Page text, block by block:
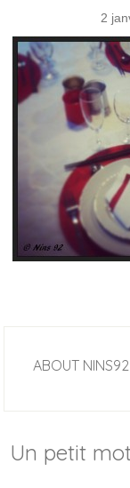
2
ABOUT NINS92
Un petit